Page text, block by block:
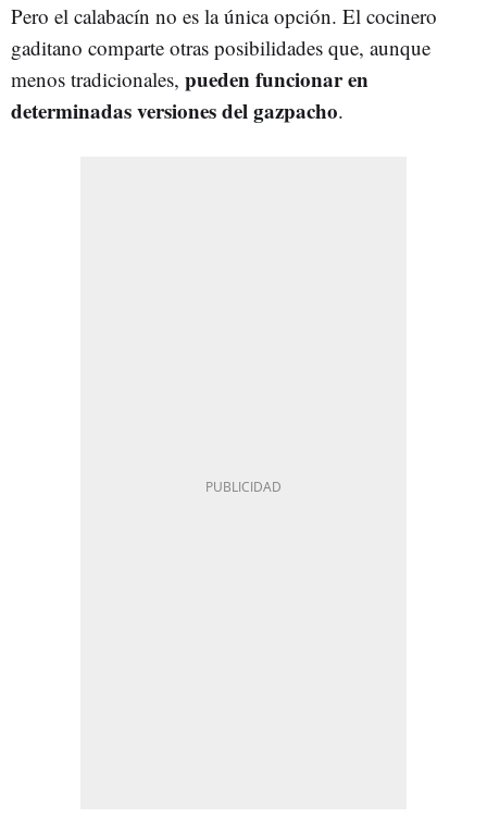
Pero el calabacín no es la única opción. El cocinero
gaditano comparte otras posibilidades que, aunque
menos tradicionales, pueden funcionar en
determinadas versiones del gazpacho.